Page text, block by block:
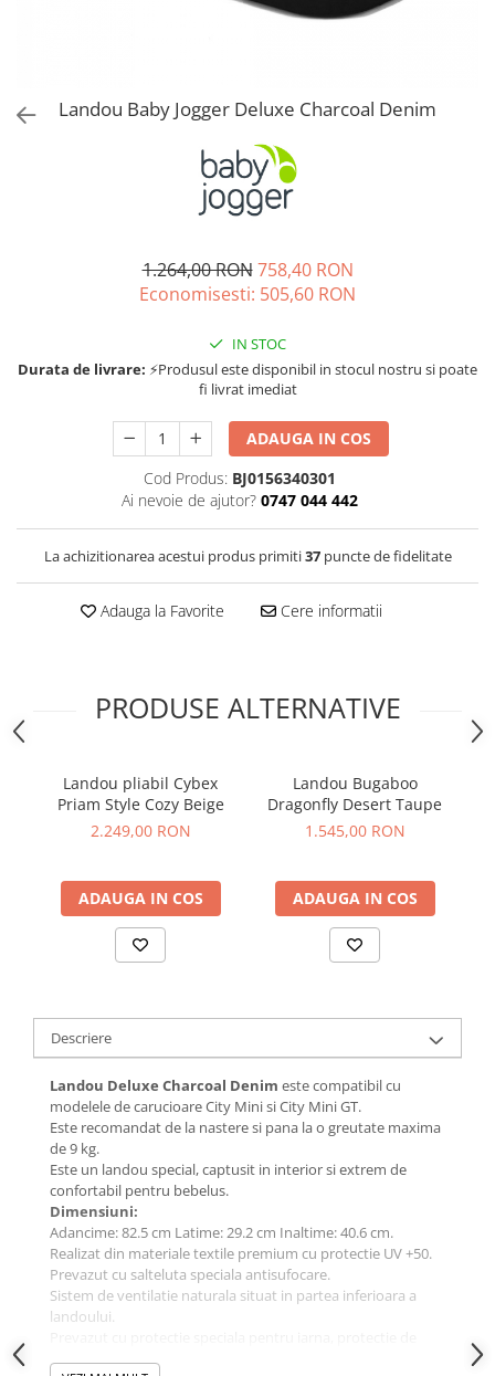
Jucarii electronice
Landou Baby Jogger Deluxe Charcoal Denim
1.264,00 RON 758,40 RON
Economisesti: 505,60 RON
IN STOC
Durata de livrare: ⚡Produsul este disponibil in stocul nostru si poate
fi livrat imediat
ADAUGA IN COS
Cod Produs: BJ0156340301
Ai nevoie de ajutor? 0747 044 442
La achizitionarea acestui produs primiti37puncte de fidelitate
Adauga la Favorite Cere informatii
PRODUSE ALTERNATIVE
Landou pliabil Cybex
Priam Style Cozy Beige
2.249,00 RON
ADAUGA IN COS
Landou Bugaboo
Dragonfly Desert Taupe
1.545,00 RON
ADAUGA IN COS
Descriere
Landou Deluxe Charcoal Denim este compatibil cu
modelele de carucioare City Mini si City Mini GT.
Este recomandat de la nastere si pana la o greutate maxima
de 9 kg.
Este un landou special, captusit in interior si extrem de
confortabil pentru bebelus.
Dimensiuni:
Adancime: 82.5 cm Latime: 29.2 cm Inaltime: 40.6 cm.
Realizat din materiale textile premium cu protectie UV +50.
Prevazut cu salteluta speciala antisufocare.
Sistem de ventilatie naturala situat in partea inferioara a
landoului.
vant si parasolar.